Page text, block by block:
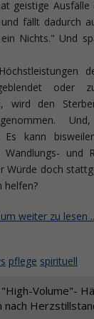
geistige
fällt dadurch
Nichts." Und
oder
wird den
Es kann
und
Würde doch
helfen?
weiter zu lesen
pflege spirituell
Volume"-